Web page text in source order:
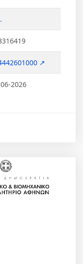
↗
2026